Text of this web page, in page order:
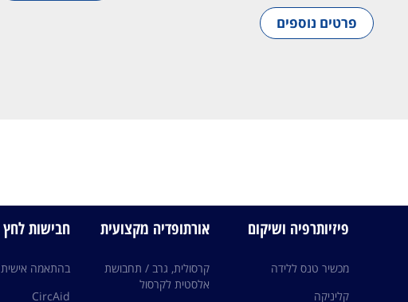
פרטים נוספים
פיזיותרפיה ושיקום
מכשיר טנס ללידה
קליניקה
אורתופדיה מקצועית
קרסולית, גרב / תחבושת
אלסטית לקרסול
חבישות לחץ Medi
בהתאמה אישית
CircAid